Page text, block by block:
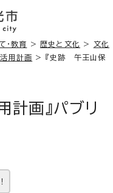
・教育 > 歴史と文化 > 文化
用計画 > 『史跡 午王山保
計画』パブリ